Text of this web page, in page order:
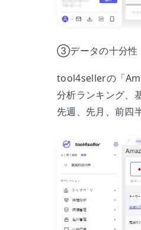
③データの十分性
tool4sellerの「
分析ランキング、
先週、先月、前四